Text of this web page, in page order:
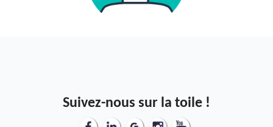
Suivez-nous sur la toile !